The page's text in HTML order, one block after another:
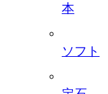
本
ソフト